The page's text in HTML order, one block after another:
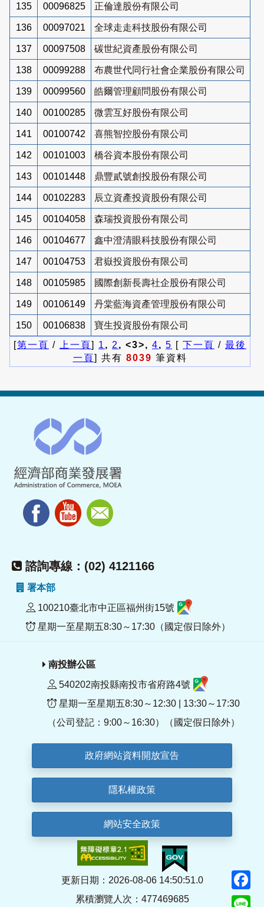
135 00096825 正倫達股份有限公司
136 00097021 全球走走科技股份有限公司
137 00097508 碳世紀資產股份有限公司
138 00099288 布農世代同行社會企業股份有限公司
139 00099560 皓爾管理顧問股份有限公司
140 00100285 微雲互好股份有限公司
141 00100742 喜熊智控股份有限公司
142 00101003 橋谷資本股份有限公司
143 00101448 鼎豐貳號創投股份有限公司
144 00102283 辰立資產投資股份有限公司
145 00104058 森瑞投資股份有限公司
146 00104677 鑫中澄清眼科技股份有限公司
147 00104753 君嶽投資股份有限公司
148 00105985 國際創新長壽社企股份有限公司
149 00106149 丹棠藍海資產管理股份有限公司
150 00106838
寶生投資股份有限公司
[第一頁 / 上一頁] 1 , 2 , <3>, 4, 5 [ 下一頁 / 最後
一頁] 共有 8039 筆資料
諮詢專線：(02) 4121166
署本部
100210臺北市中正區福州街15號
星期一至星期五8:30～17:30（國定假日除外）
南投辦公區
540202南投縣南投市省府路4號
星期一至星期五8:30～12:30 | 13:30～17:30
（公司登記：9:00～16:30）（國定假日除外）
政府網站資料開放宣告
隱私權政策
網站安全政策
更新日期：2026-08-06 14:50:51.0
累積瀏覽人次：477469685